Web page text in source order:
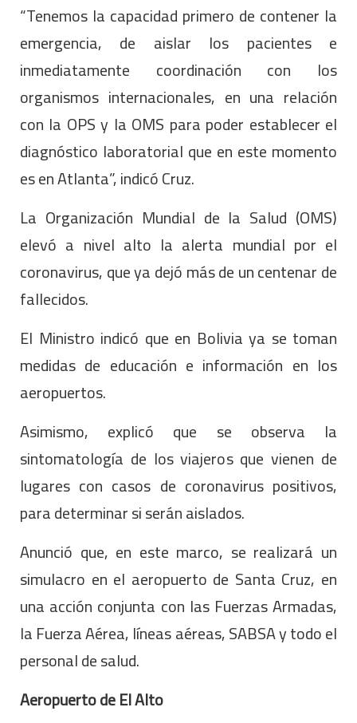
“Tenemos la capacidad primero de contener la
emergencia, de aislar los pacientes e
inmediatamente coordinación con los
organismos internacionales, en una relación
con la OPS y la OMS para poder establecer el
diagnóstico laboratorial que en este momento
es en Atlanta”, indicó Cruz.
La Organización Mundial de la Salud (OMS)
elevó a nivel alto la alerta mundial por el
coronavirus, que ya dejó más de un centenar de
fallecidos.
El Ministro indicó que en Bolivia ya se toman
medidas de educación e información en los
aeropuertos.
Asimismo, explicó que se observa la
sintomatología de los viajeros que vienen de
lugares con casos de coronavirus positivos,
para determinar si serán aislados.
Anunció que, en este marco, se realizará un
simulacro en el aeropuerto de Santa Cruz, en
una acción conjunta con las Fuerzas Armadas,
la Fuerza Aérea, líneas aéreas, SABSA y todo el
personal de salud.
Aeropuerto de El Alto